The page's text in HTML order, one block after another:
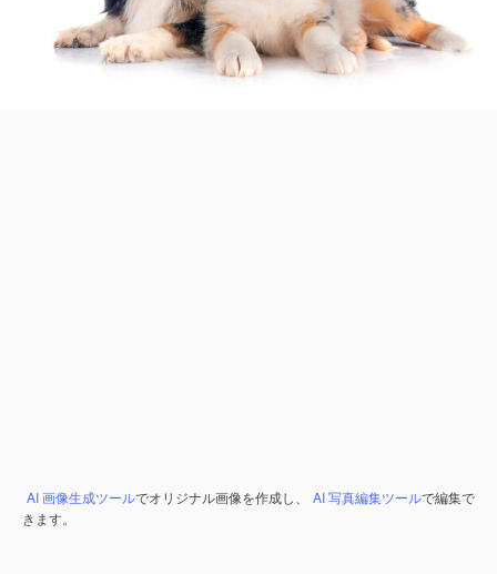
AI 画像生成ツールでオリジナル画像を作成し、 AI 写真編集ツールで編集で
きます。